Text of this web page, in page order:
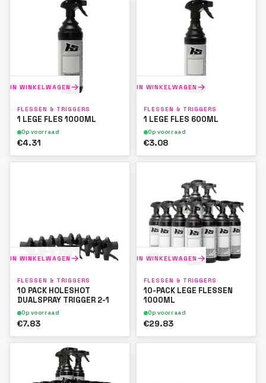
IN WINKELWAGEN
FLESSEN & TRIGGERS
1 LEGE FLES 1000ML
Op voorraad
€4.31
IN WINKELWAGEN
FLESSEN & TRIGGERS
1 LEGE FLES 600ML
Op voorraad
€3.08
IN WINKELWAGEN
FLESSEN & TRIGGERS
10 PACK HOLESHOT
DUALSPRAY TRIGGER 2-1
Op voorraad
€7.83
IN WINKELWAGEN
FLESSEN & TRIGGERS
10-PACK LEGE FLESSEN
1000ML
Op voorraad
€29.83